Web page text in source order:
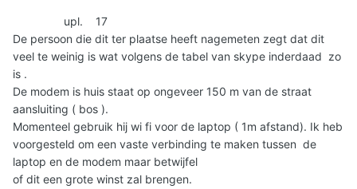
upl. 17
De persoon die dit ter plaatse heeft nagemeten zegt dat dit
veel te weinig is wat volgens de tabel van skype inderdaad zo
is .
De modem is huis staat op ongeveer 150 m van de straat
aansluiting ( bos ).
Momenteel gebruik hij wi fi voor de laptop ( 1m afstand). Ik heb
voorgesteld om een vaste verbinding te maken tussen de
laptop en de modem maar betwijfel
of dit een grote winst zal brengen.